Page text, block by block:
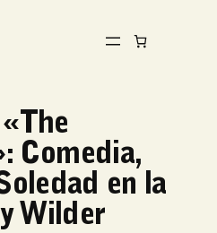
Comedia,
en la
Wilder